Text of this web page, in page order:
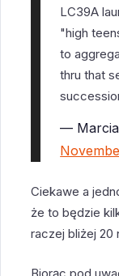
LC39A
"high
to
thru that
— Marcia
Ciekawe a
że to będzie
raczej bliżej 20